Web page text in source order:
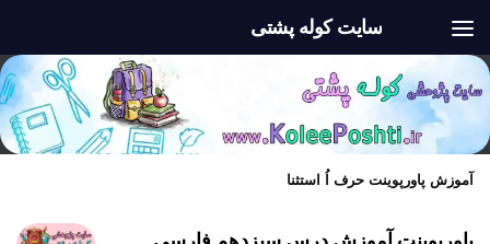
سایت کوله پشتی
آموزش پاورپوینت حرف اُ استثنا